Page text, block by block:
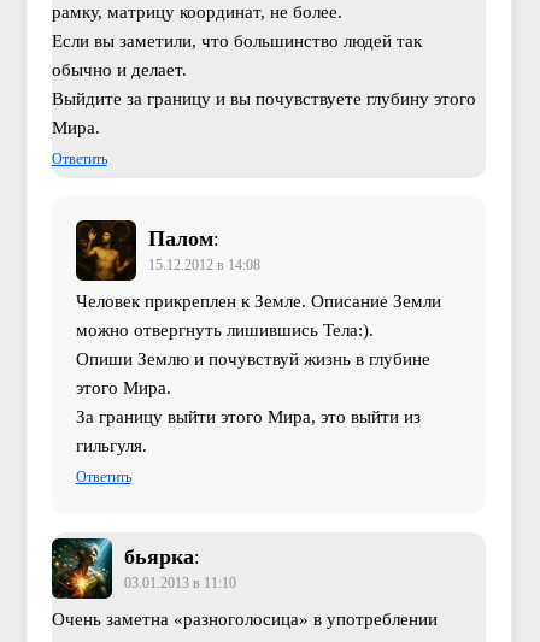
рамку, матрицу координат, не более.
Если вы заметили, что большинство людей так
обычно и делает.
Выйдите за границу и вы почувствуете глубину этого
Мира.
Ответить
Палом:
15.12.2012 в 14:08
Человек прикреплен к Земле. Описание Земли
можно отвергнуть лишившись Тела:).
Опиши Землю и почувствуй жизнь в глубине
этого Мира.
За границу выйти этого Мира, это выйти из
гильгуля.
Ответить
бьярка:
03.01.2013 в 11:10
Очень заметна «разноголосица» в употреблении